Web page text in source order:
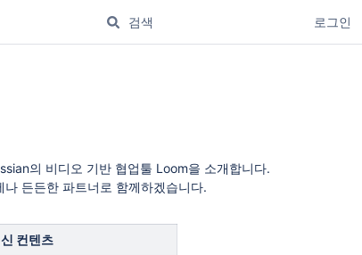
로그인
의 비디오 기반 협업툴 Loom을 소개합니다.
든든한 파트너로 함께하겠습니다.
컨텐츠